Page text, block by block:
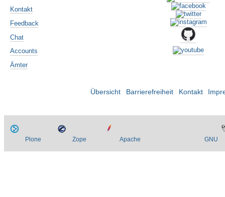
Kontakt
Feedback
Chat
Accounts
Ämter
Übersicht Barrierefreiheit Kontakt
Plone Zope Apache GNU